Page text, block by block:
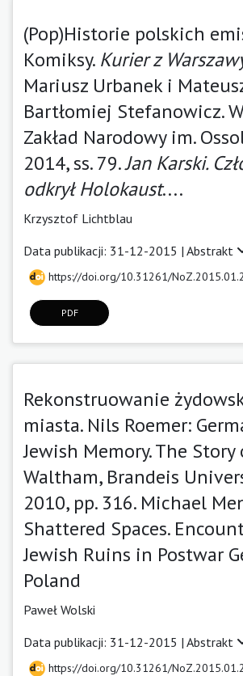
(Pop)Historie polskich
Komiksy. Kurier z
Mariusz Urbanek i
Bartłomiej Stefanowicz.
Zakład Narodowy im.
2014, ss. 79.Jan Karski.
odkrył Holokaust....
Krzysztof Lichtblau
Data publikacji: 31-12-2015 | Abstrakt
https://doi.org/10.31261/
PDF
Rekonstruowanie
miasta. Nils Roemer:
Jewish Memory. The Story
Waltham, Brandeis
2010, pp. 316. Michael
Shattered Spaces.
Jewish Ruins in Postwar
Poland
Paweł Wolski
Data publikacji: 31-12-2015 | Abstrakt
https://doi.org/10.31261/